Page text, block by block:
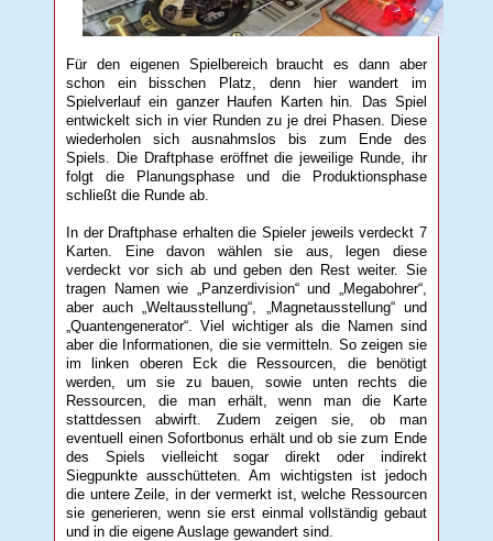
Für den eigenen Spielbereich braucht es dann aber
schon ein bisschen Platz, denn hier wandert im
Spielverlauf ein ganzer Haufen Karten hin. Das Spiel
entwickelt sich in vier Runden zu je drei Phasen. Diese
wiederholen sich ausnahmslos bis zum Ende des
Spiels. Die Draftphase eröffnet die jeweilige Runde, ihr
folgt die Planungsphase und die Produktionsphase
schließt die Runde ab.
In der Draftphase erhalten die Spieler jeweils verdeckt 7
Karten. Eine davon wählen sie aus, legen diese
verdeckt vor sich ab und geben den Rest weiter. Sie
tragen Namen wie „Panzerdivision“ und „Megabohrer“,
aber auch „Weltausstellung“, „Magnetausstellung“ und
„Quantengenerator“. Viel wichtiger als die Namen sind
aber die Informationen, die sie vermitteln. So zeigen sie
im linken oberen Eck die Ressourcen, die benötigt
werden, um sie zu bauen, sowie unten rechts die
Ressourcen, die man erhält, wenn man die Karte
stattdessen abwirft. Zudem zeigen sie, ob man
eventuell einen Sofortbonus erhält und ob sie zum Ende
des Spiels vielleicht sogar direkt oder indirekt
Siegpunkte ausschütteten. Am wichtigsten ist jedoch
die untere Zeile, in der vermerkt ist, welche Ressourcen
sie generieren, wenn sie erst einmal vollständig gebaut
und in die eigene Auslage gewandert sind.